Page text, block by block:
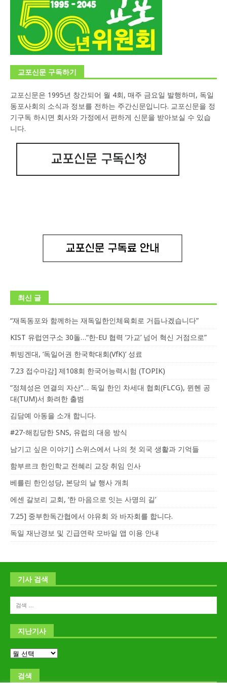
교포신문 구독하기
교포신문은 1995년 창간되어 월 4회, 매주 금요일 발행하며, 독일
동포사회의 소식과 정보를 전하는 주간신문입니다. 교포신문을 정
기구독 하시면 회사와 가정에서 편하게 신문을 받아보실 수 있습
니다.
최신 글
“재독동포와 함께하는 재독일한인체육회로 거듭나겠습니다”
KIST 유럽연구소 30돌…“한-EU 협력 ‘가교’ 넘어 혁신 거점으로”
튀빙겐대, ‘독일어권 한국학대회(VfK)’ 성료
7.23 접수마감] 제108회 한국어능력시험 (TOPIK)
“정체성은 연결의 자산”… 독일 한인 차세대 협회(FLCG), 뮌헨 공
대(TUM)서 화려한 출범
김담예 아동을 소개 합니다.
#27-해킹당한 SNS, 유럽의 대응 방식
남기고 싶은 이야기] 스위스에서 나의 첫 외국 생활과 기억들
함부르크 한인학교 전혜리 교장 취임 인사
베를린 한인성당, 본당의 날 행사 개최
에센 갈보리 교회, ‘한 마음으로 잇는 사명의 길’
7.25] 중부한독간협에서 야유회 와 바자회를 합니다.
독일 재난경보 및 긴급연락 모바일 앱 이용 안내
기사 검색
지난기사
검색